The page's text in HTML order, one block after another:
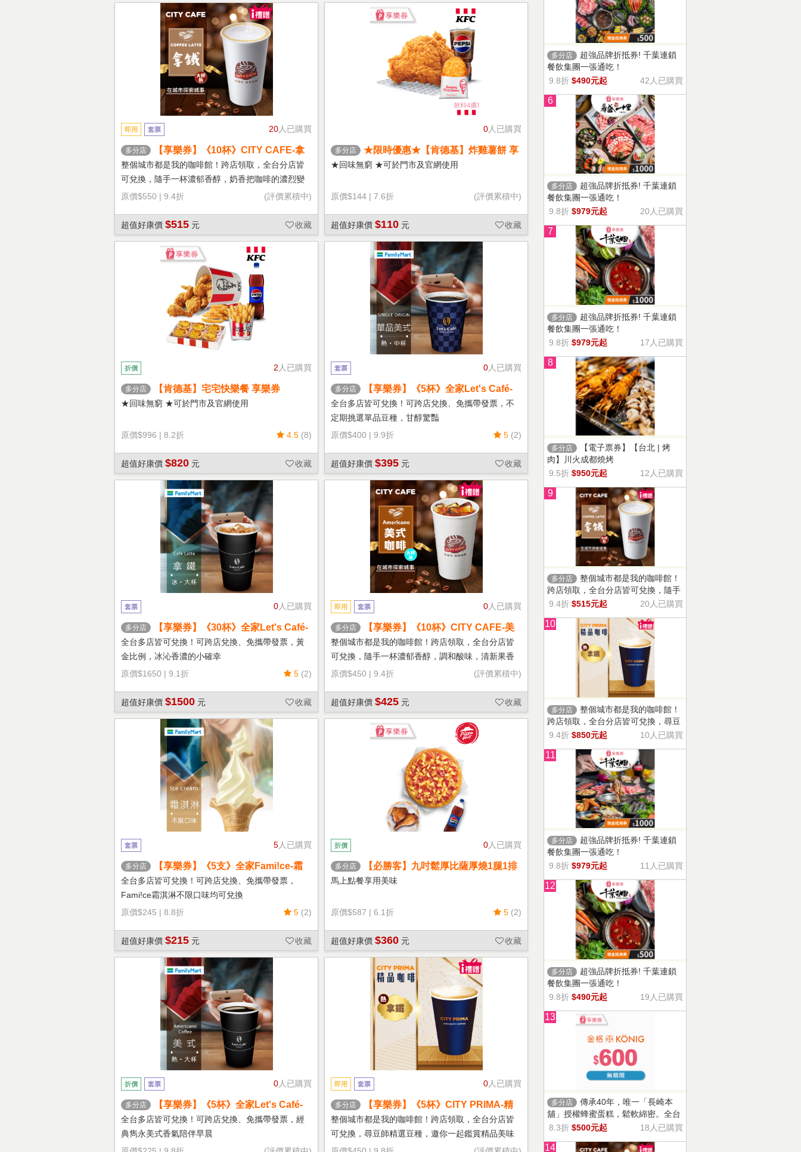
20人已購買
即用 套票
多分店
【享樂券】《10杯》CITY CAFE-拿
鐵(大杯-熱)
整個城市都是我的咖啡館！跨店領取，全台分店皆
可兌換，隨手一杯濃郁香醇，奶香把咖啡的濃烈變
溫柔！
原價$550 | 9.4折 (評價累積中)
超值好康價 $515 元 收藏
0人已購買
多分店
★限時優惠★【肯德基】炸雞薯餅 享
樂券
★回味無窮 ★可於門市及官網使用
原價$144 | 7.6折 (評價累積中)
超值好康價 $110 元 收藏
2 人已購買
折價
多分店 【肯德基】宅宅快樂餐 享樂券
★回味無窮 ★可於門市及官網使用
原價$996 | 8.2折 4.5 (8)
超值好康價 $820 元 收藏
0人已購買
套票
多分店
【享樂券】《5杯》全家Let's Café-
熱單品美式(中杯)
全台多店皆可兌換！可跨店兌換、免攜帶發票，不
定期挑選單品豆種，甘醇驚豔
原價$400 | 9.9折 5 (2)
超值好康價 $395 元 收藏
0人已購買
套票
多分店
【享樂券】《30杯》全家Let's Café-
冰拿鐵(大杯)
全台多店皆可兌換！可跨店兌換、免攜帶發票，黃
金比例，冰沁香濃的小確幸
原價$1650 | 9.1折 5 (2)
超值好康價 $1500 元 收藏
0人已購買
即用 套票
多分店
【享樂券】《10杯》CITY CAFE-美
式咖啡(大杯-冰)
整個城市都是我的咖啡館！跨店領取，全台分店皆
可兌換，隨手一杯濃郁香醇，調和酸味，清新果香
回甘不苦澀
原價$450 | 9.4折 (評價累積中)
超值好康價 $425 元 收藏
5人已購買
套票
多分店
【享樂券】《5支》全家Fami!ce-霜
淇淋(口味不限)
全台多店皆可兌換！可跨店兌換、免攜帶發票，
Fami!ce霜淇淋不限口味均可兌換
原價$245 | 8.8折 5 (2)
超值好康價 $215 元 收藏
0人已購買
折價
多分店
【必勝客】九吋鬆厚比薩厚燒1腿1排
套餐 享樂券
馬上點餐享用美味
原價$587 | 6.1折 5 (2)
超值好康價 $360 元 收藏
0人已購買
折價 套票
多分店
【享樂券】《5杯》全家Let's Café-
熱美式(大杯)
全台多店皆可兌換！可跨店兌換、免攜帶發票，經
典雋永美式香氣陪伴早晨
0人已購買
即用 套票
多分店
【享樂券】《5杯》CITY PRIMA-精
品拿鐵(中杯-熱)
整個城市都是我的咖啡館！跨店領取，全台分店皆
可兌換，尋豆師精選豆種，邀你一起鑑賞精品美味
多分店
超強品牌折抵券! 千葉連鎖
餐飲集團一張通吃！
9.8折 $490元起 42人已購買
6
多分店
超強品牌折抵券! 千葉連鎖
餐飲集團一張通吃！
9.8折 $979元起 20人已購買
7
多分店
超強品牌折抵券! 千葉連鎖
餐飲集團一張通吃！
9.8折 $979元起 17人已購買
8
多分店
【電子票券】【台北 | 烤
肉】川火成都燒烤
9.5折 $950元起 12人已購買
9
多分店
整個城市都是我的咖啡館！
跨店領取，全台分店皆可兌換，隨手
一杯濃郁香醇，奶香把咖啡的濃烈變
9.4折 $515元起 20人已購買
10
多分店
整個城市都是我的咖啡館！
跨店領取，全台分店皆可兌換，尋豆
師精選豆種，邀你一起鑑賞精品美味
9.4折 $850元起 10人已購買
11
多分店
超強品牌折抵券! 千葉連鎖
餐飲集團一張通吃！
9.8折 $979元起 11人已購買
12
多分店
超強品牌折抵券! 千葉連鎖
餐飲集團一張通吃！
9.8折 $490元起 19人已購買
13
多分店
傳承40年，唯一「長崎本
舖」授權蜂蜜蛋糕，鬆軟綿密。全台
13家門市適用，自選商品，幸福烘焙
8.3折 $500元起 18人已購買
14